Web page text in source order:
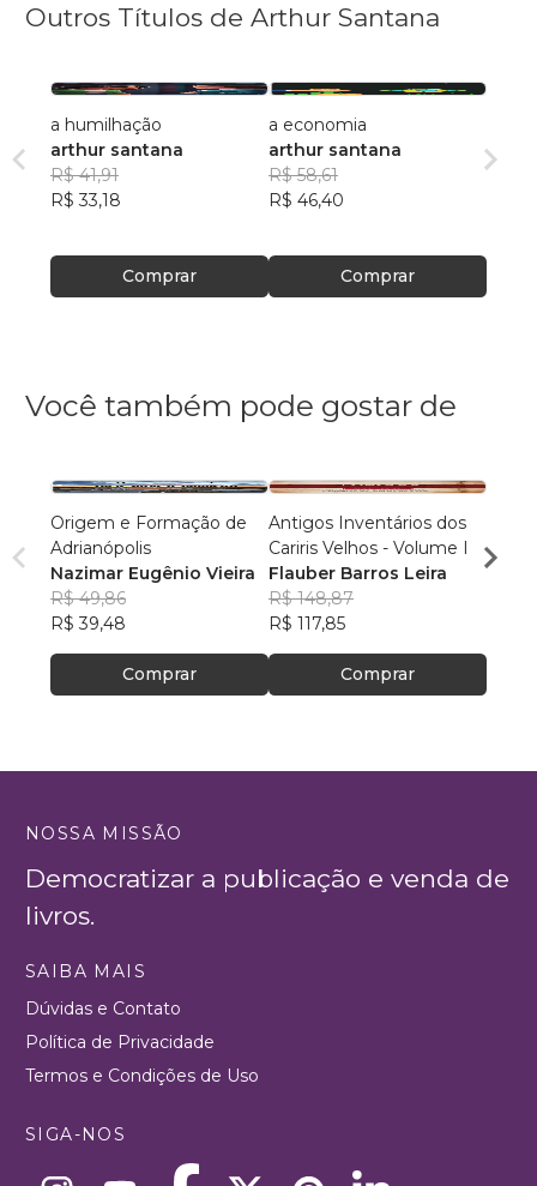
Outros Títulos de Arthur Santana
a humilhação
arthur santana
R$ 41,91
R$ 33,18
Comprar
a economia
arthur santana
R$ 58,61
R$ 46,40
Comprar
Você também pode gostar de
Origem e Formação de
Adrianópolis
Nazimar Eugênio Vieira
R$ 49,86
R$ 39,48
Comprar
Antigos Inventários dos
Cariris Velhos - Volume I
Flauber Barros Leira
R$ 148,87
R$ 117,85
Comprar
NOSSA MISSÃO
Democratizar a publicação e venda de
livros.
SAIBA MAIS
Dúvidas e Contato
Política de Privacidade
Termos e Condições de Uso
SIGA-NOS